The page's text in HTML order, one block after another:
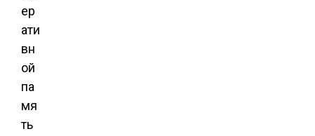
ер
ати
вн
ой
па
мя
ть